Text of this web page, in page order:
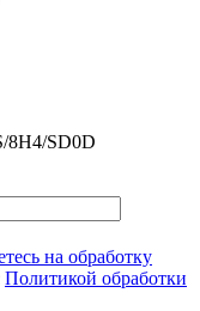
8H4/SD0D
на обработку
Политикой обработки